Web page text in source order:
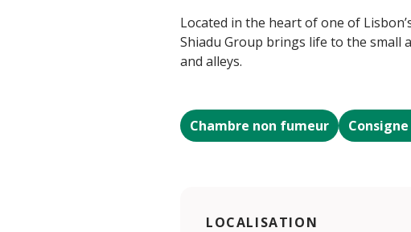
Located in the heart of one of
Shiadu Group brings life to the small
and alleys.
Chambre non fumeur
LOCALISATION